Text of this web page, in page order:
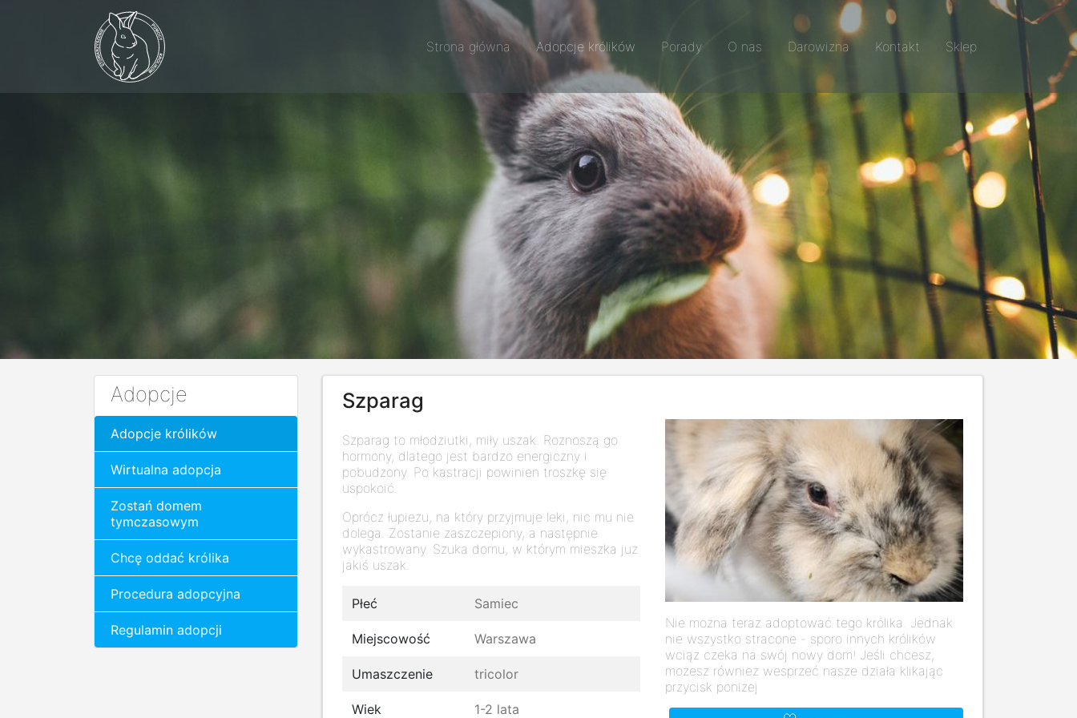
Strona główna Adopcje królików Porady O nas Darowizna Kontakt Sklep
Adopcje
Adopcje królików
Wirtualna adopcja
Zostań domem
tymczasowym
Chcę oddać królika
Procedura adopcyjna
Regulamin adopcji
Szparag
Szparag to młodziutki, miły uszak. Roznoszą go
hormony, dlatego jest bardzo energiczny i
pobudzony. Po kastracji powinien troszkę się
uspokoić.
Oprócz łupieżu, na który przyjmuje leki, nic mu nie
dolega. Zostanie zaszczepiony, a następnie
wykastrowany. Szuka domu, w którym mieszka już
jakiś uszak.
Płeć Samiec
Miejscowość Warszawa
Umaszczenie tricolor
Wiek 1-2 lata
Nie można teraz adoptować tego królika. Jednak
nie wszystko stracone - sporo innych królików
wciąż czeka na swój nowy dom! Jeśli chcesz,
możesz również wesprzeć nasze działa klikając
przycisk poniżej